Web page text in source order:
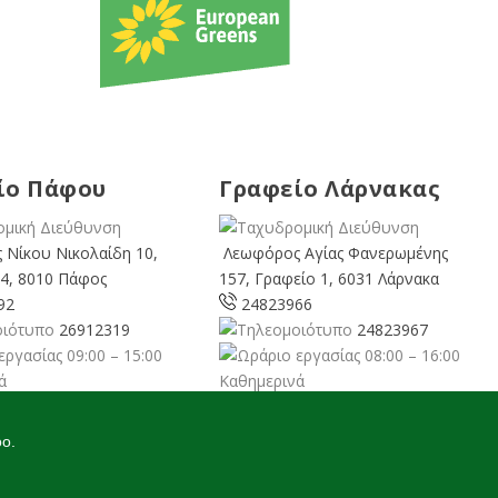
Πάφου
Νικολαίδη 10,
8010 Πάφος
26912319
09:00 – 15:00
Γραφείο Λάρνακας
Λεωφόρος Αγίας Φανερωμένης
157, Γραφείο 1, 6031 Λάρνακα
24823966
24823967
08:00 – 16:00
Καθημερινά